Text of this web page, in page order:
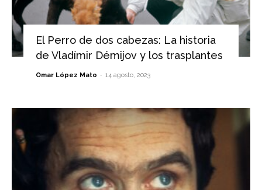
El Perro de dos cabezas: La historia
de Vladímir Démijov y los trasplantes
Omar López Mato - 14 agosto, 2023